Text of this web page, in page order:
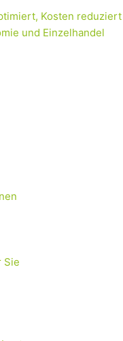
Kosten reduziert
und Einzelhandel
Sie